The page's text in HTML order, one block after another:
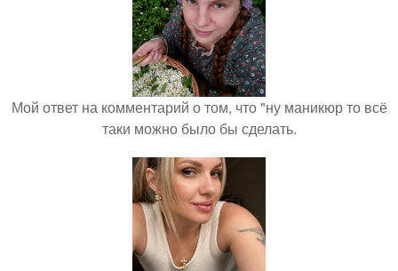
Мой ответ на комментарий о том, что "ну маникюр то всё
таки можно было бы сделать.